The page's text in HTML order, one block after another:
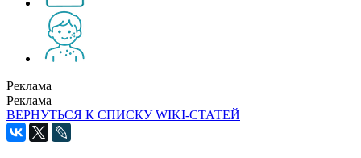
Реклама
Реклама
ВЕРНУТЬСЯ К СПИСКУ WIKI-СТАТЕЙ